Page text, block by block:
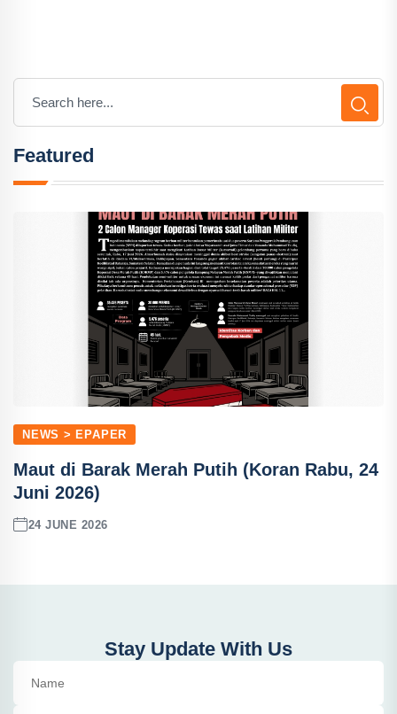
Featured
NEWS > EPAPER
Maut di Barak Merah Putih (Koran Rabu, 24
Juni 2026)
24 JUNE 2026
Stay Update With Us